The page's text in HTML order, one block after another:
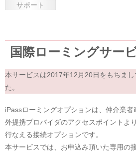
サポート
国際ローミングサー
本サービスは2017年12月20日をもちま
た。
iPassローミングオプションは、仲介業
外提携プロバイダのアクセスポイントよ
行なえる接続オプションです。
本サービスでは、お申込み頂いた専用の